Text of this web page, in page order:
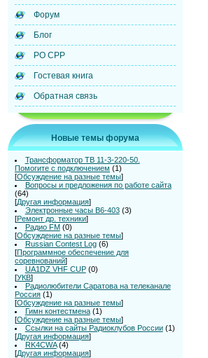
Форум
Блог
РО СРР
Гостевая книга
Обратная связь
Новые темы форума
Трансформатор ТВ 11-3-220-50.
Помогите с подключением (1)
[Обсуждение на разные темы]
Вопросы и предложения по работе сайта
(64)
[Другая информация]
Электронные часы В6-403 (3)
[Ремонт др. техники]
Радио FM (0)
[Обсуждение на разные темы]
Russian Contest Log (6)
[Программное обеспечение для
соревнований]
UA1DZ VHF CUP (0)
[УКВ]
Радиолюбители Саратова на телеканале
Россия (1)
[Обсуждение на разные темы]
Гимн контестмена (1)
[Обсуждение на разные темы]
Ссылки на сайты Радиоклубов России (1)
[Другая информация]
RK4CWA (4)
[Другая информация]